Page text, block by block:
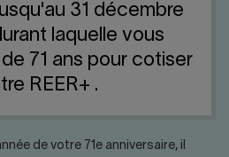
Carrière
Salle de presse
31 décembre
laquelle vous
71 ans pour cotiser
REER+ .
de votre 71e anniversaire, il